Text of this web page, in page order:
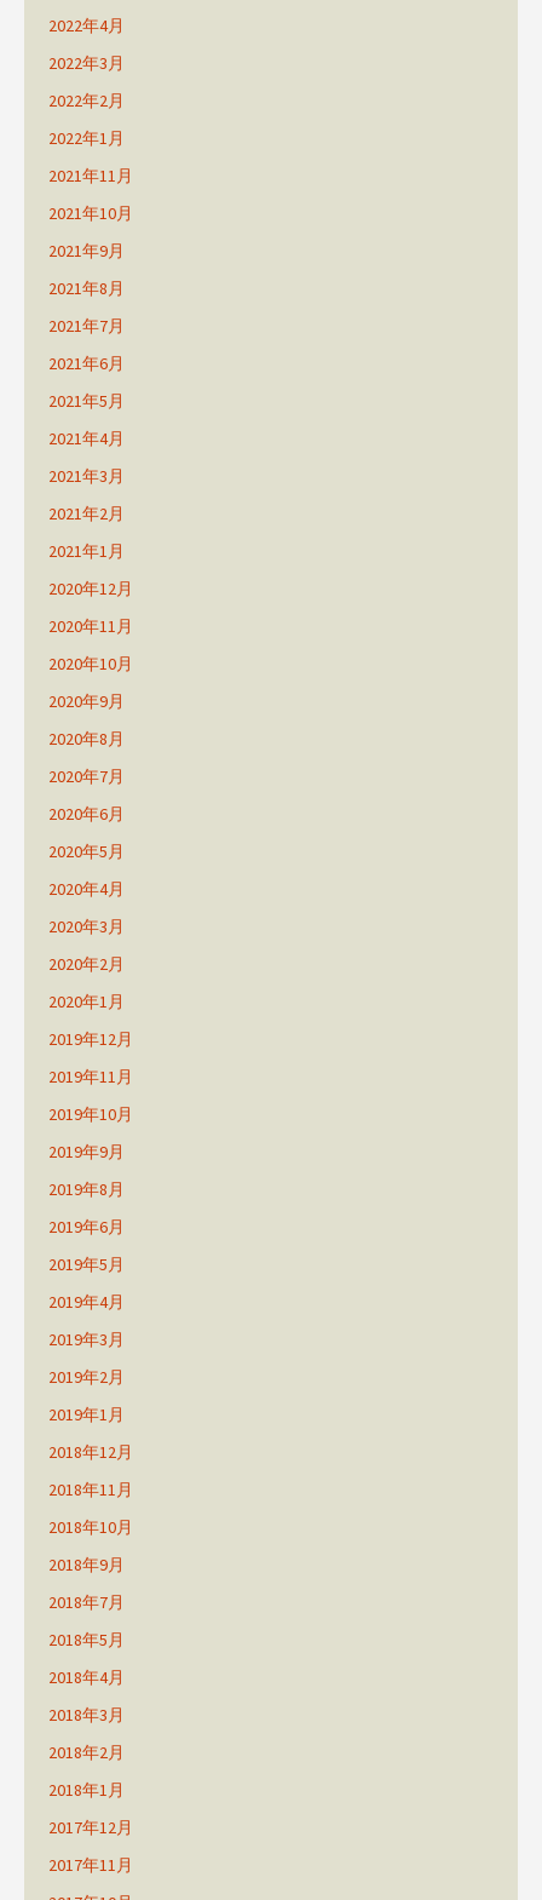
2022年4月
2022年3月
2022年2月
2022年1月
2021年11月
2021年10月
2021年9月
2021年8月
2021年7月
2021年6月
2021年5月
2021年4月
2021年3月
2021年2月
2021年1月
2020年12月
2020年11月
2020年10月
2020年9月
2020年8月
2020年7月
2020年6月
2020年5月
2020年4月
2020年3月
2020年2月
2020年1月
2019年12月
2019年11月
2019年10月
2019年9月
2019年8月
2019年6月
2019年5月
2019年4月
2019年3月
2019年2月
2019年1月
2018年12月
2018年11月
2018年10月
2018年9月
2018年7月
2018年5月
2018年4月
2018年3月
2018年2月
2018年1月
2017年12月
2017年11月